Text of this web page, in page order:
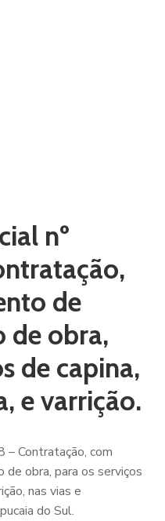
nº
de
de obra,
de capina,
e varrição.
– Contratação, com
obra, para os serviços
nas vias e
do Sul.